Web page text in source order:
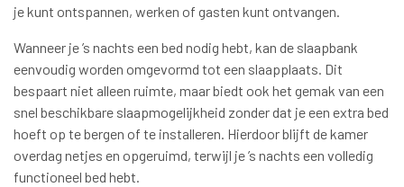
je kunt ontspannen, werken of gasten kunt ontvangen.
Wanneer je ’s nachts een bed nodig hebt, kan de slaapbank
eenvoudig worden omgevormd tot een slaapplaats. Dit
bespaart niet alleen ruimte, maar biedt ook het gemak van een
snel beschikbare slaapmogelijkheid zonder dat je een extra bed
hoeft op te bergen of te installeren. Hierdoor blijft de kamer
overdag netjes en opgeruimd, terwijl je ’s nachts een volledig
functioneel bed hebt.